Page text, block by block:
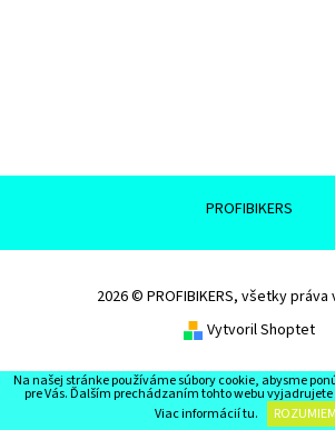
PROFIBIKERS
2026 © PROFIBIKERS, všetky
Vytvoril Shoptet
Na našej stránke používáme súbory cookie, abysme
pre Vás. Ďalším prechádzaním tohto webu
Viac informáciítu. ROZUMIEM